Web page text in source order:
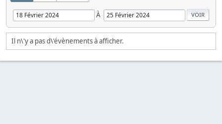
À
Il n\'y a pas d\'évènements à afficher.